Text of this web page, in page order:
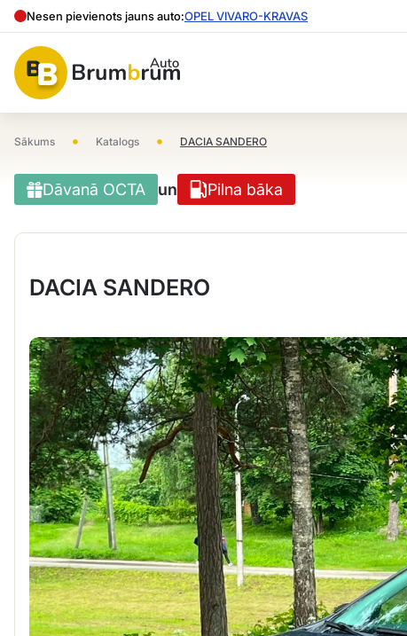
Nesen pievienots jauns auto:OPEL VIVARO-KRAVAS
Sākums • Katalogs • DACIA SANDERO
Dāvanā OCTA un Pilna bāka
DACIA SANDERO